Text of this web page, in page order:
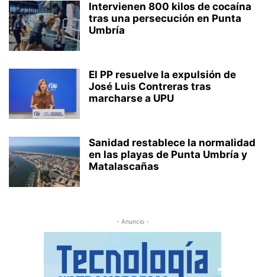
Intervienen 800 kilos de cocaína
tras una persecución en Punta
Umbría
El PP resuelve la expulsión de
José Luis Contreras tras
marcharse a UPU
Sanidad restablece la normalidad
en las playas de Punta Umbría y
Matalascañas
- Anuncio -